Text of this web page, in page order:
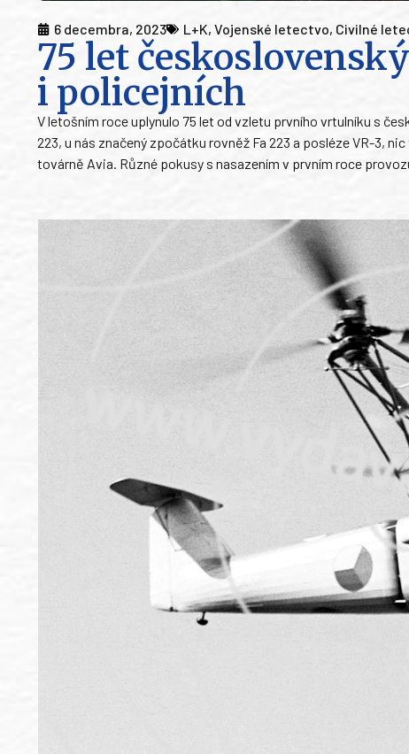
6 decembra, 2023 L+K, Vojenské letectvo, Civilné
75 let
i policejních
V letošním roce uplynulo 75 let od vzletu prvního vrtulníku s
223, u nás značený zpočátku rovněž Fa 223 a posléze VR-3,
továrně Avia. Různé pokusy s nasazením v prvním roce